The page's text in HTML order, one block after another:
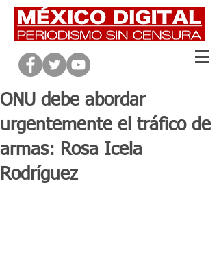
ONU debe abordar
urgentemente el tráfico de
armas: Rosa Icela
Rodríguez